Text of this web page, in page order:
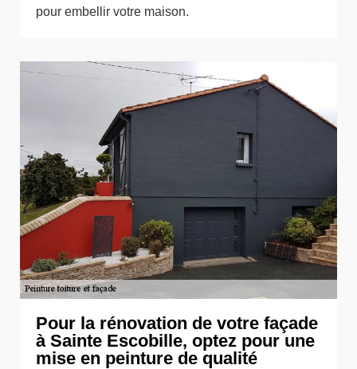
pour embellir votre maison.
Pour la rénovation de votre façade
à Sainte Escobille, optez pour une
mise en peinture de qualité